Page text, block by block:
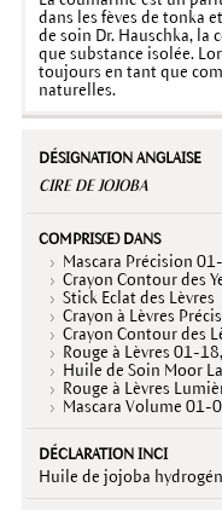
dans les fèves de tonka
de soin Dr. Hauschka, la
que substance isolée.
toujours en tant que
naturelles.
CIRE DE JOJOBA
Mascara Précision
Crayon Contour des
Stick Eclat des Lèvres
Crayon à Lèvres
Crayon Contour des
Rouge à Lèvres 01-
Huile de Soin Moor
Rouge à Lèvres
Mascara Volume 01-
Huile de jojoba